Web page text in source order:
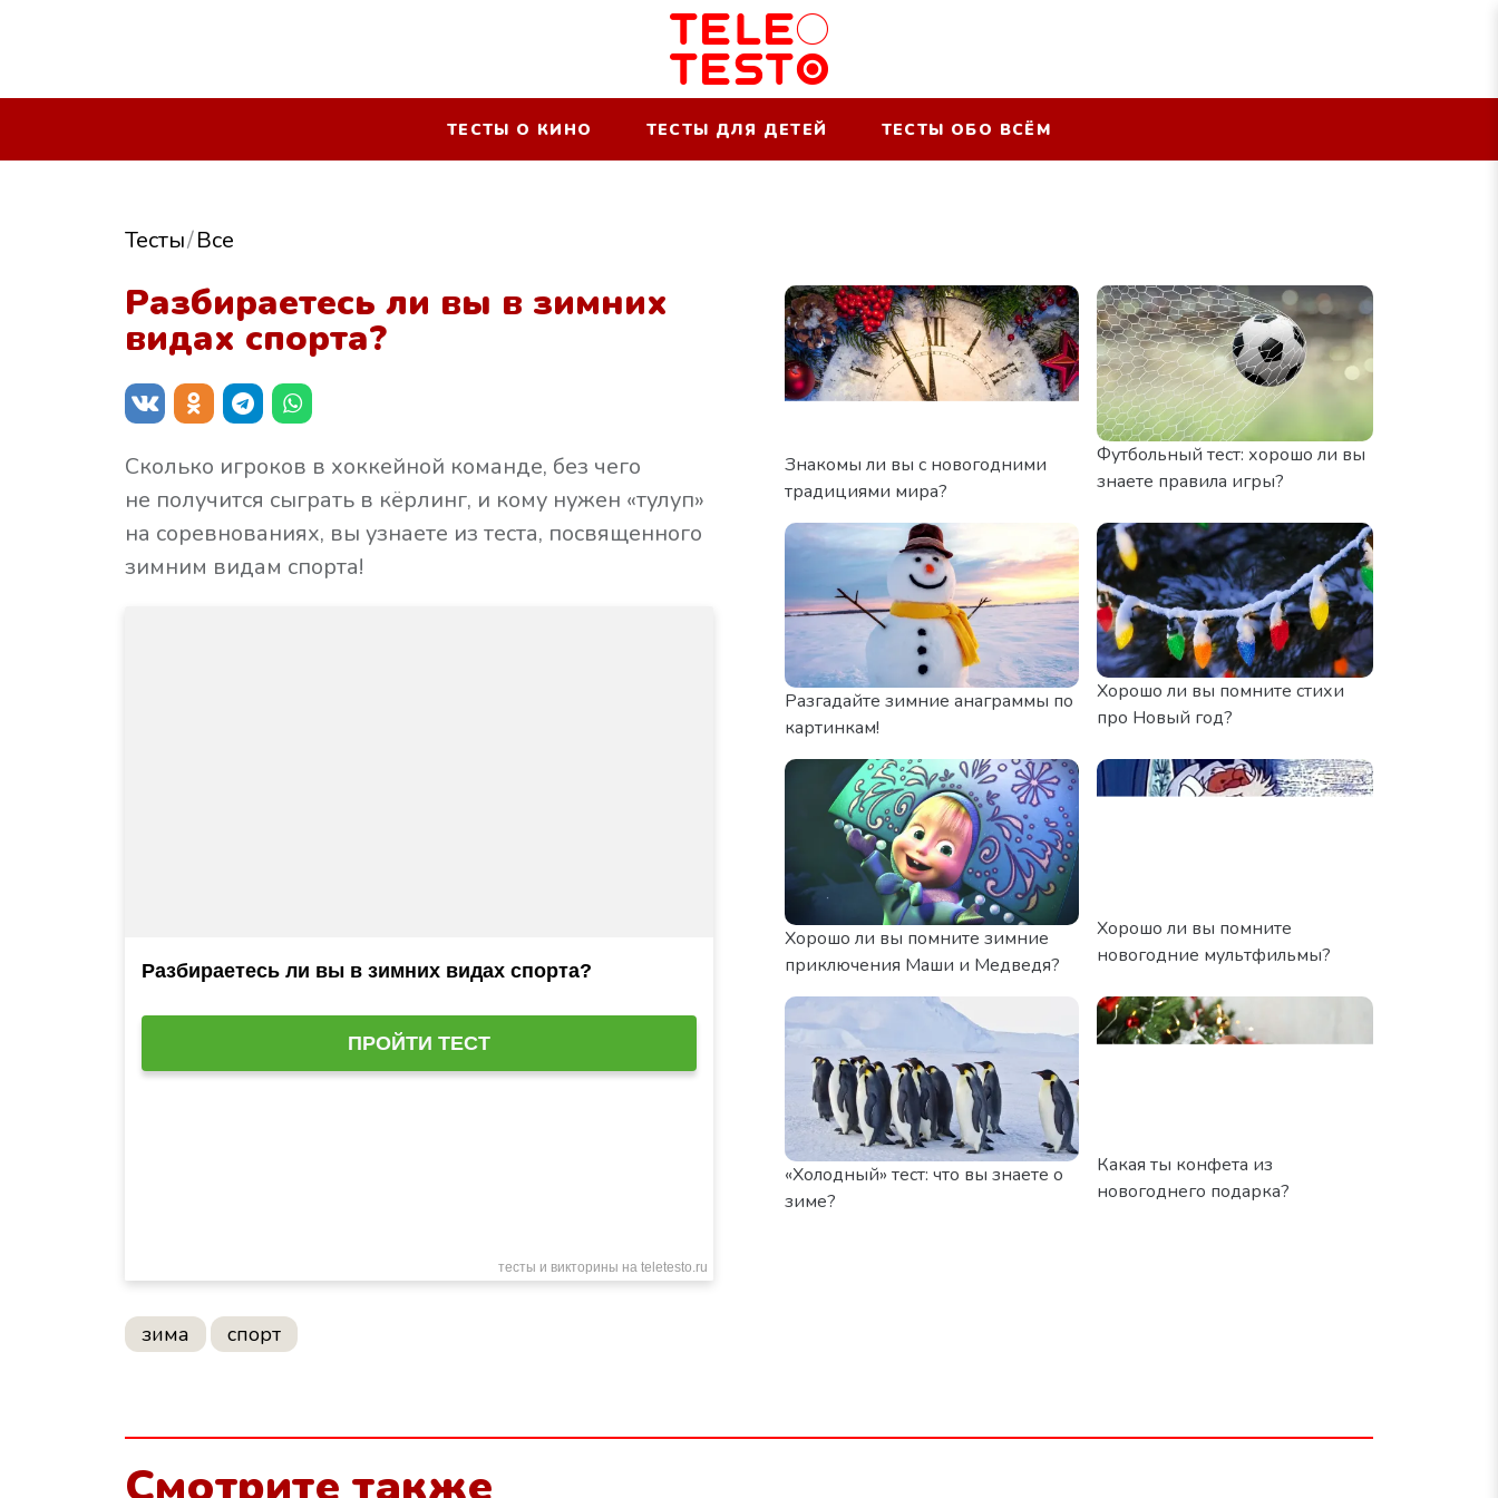
ТЕСТЫ О КИНО ТЕСТЫ ДЛЯ ДЕТЕЙ ТЕСТЫ ОБО ВСЁМ
Тесты Все
Разбираетесь ли вы в зимних
видах спорта?
Сколько игроков в хоккейной команде, без чего
не получится сыграть в кёрлинг, и кому нужен «тулуп»
на соревнованиях, вы узнаете из теста, посвященного
зимним видам спорта!
зима спорт
Знакомы ли вы с новогодними
традициями мира?
Футбольный тест: хорошо ли вы
знаете правила игры?
Разгадайте зимние анаграммы по
картинкам!
Хорошо ли вы помните стихи
про Новый год?
Хорошо ли вы помните зимние
приключения Маши и Медведя?
Хорошо ли вы помните
новогодние мультфильмы?
«Холодный» тест: что вы знаете о
зиме?
Какая ты конфета из
новогоднего подарка?